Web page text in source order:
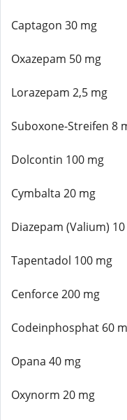
Captagon 30 mg
Oxazepam 50 mg
Lorazepam 2,5 mg
Suboxone-Streifen 8
Dolcontin 100 mg
Cymbalta 20 mg
Diazepam (Valium)
Tapentadol 100 mg
Cenforce 200 mg
Codeinphosphat 60
Opana 40 mg
Oxynorm 20 mg